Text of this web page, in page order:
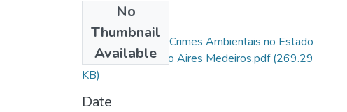
No
Thumbnail
Available
A Repressão aos Crimes Ambientais no Estado
de Goiás - Marcelo Aires Medeiros.pdf(269.29
KB)
Date